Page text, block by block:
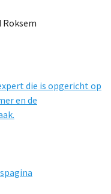
die is opgericht op
en de